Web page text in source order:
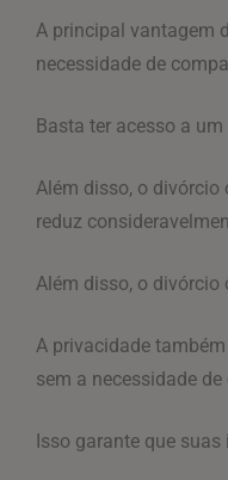
A principal vantagem
necessidade de
Basta ter acesso a
Além disso, o divórcio
reduz
Além disso, o divórcio
A privacidade
sem a necessidade
Isso garante que